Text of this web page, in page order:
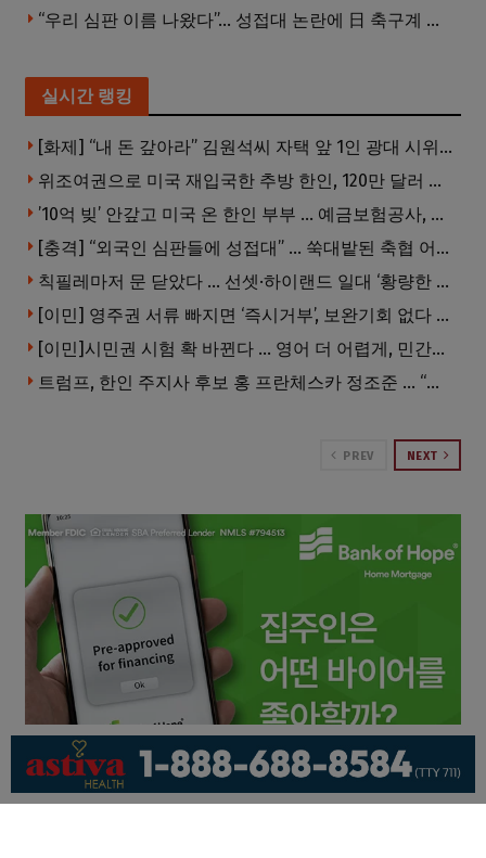
“우리 심판 이름 나왔다”… 성접대 논란에 日 축구계 발칵
실시간 랭킹
[화제] “내 돈 갚아라” 김원석씨 자택 앞 1인 광대 시위 … 한인 투자사, “108만 달러 못받아”
위조여권으로 미국 재입국한 추방 한인, 120만 달러 은행 사기 행각
’10억 빚’ 안갚고 미국 온 한인 부부 … 예금보험공사, 미국서 소송
[충격] “외국인 심판들에 성접대” … 쑥대밭된 축협 어디까지 추락하나
칙필레마저 문 닫았다 … 선셋·하이랜드 일대 ‘황량한 거리’로
[이민] 영주권 서류 빠지면 ‘즉시거부’, 보완기회 없다 … 이민심사 8월부터 확 바뀐다
[이민]시민권 시험 확 바뀐다 … 영어 더 어렵게, 민간시험 도입 추진
트럼프, 한인 주지사 후보 홍 프란체스카 정조준 … “미치광이다”
PREV NEXT